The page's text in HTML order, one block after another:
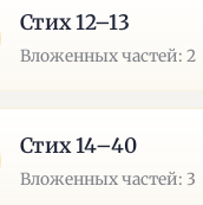
Стих 12–13
Вложенных частей: 2
Стих 14–40
Вложенных частей: 3